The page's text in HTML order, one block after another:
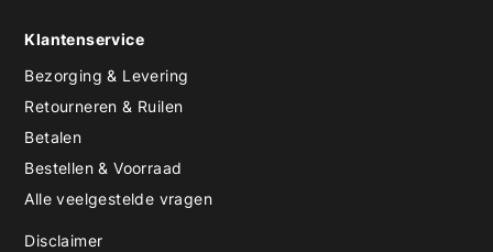
Klantenservice
Bezorging & Levering
Retourneren & Ruilen
Betalen
Bestellen & Voorraad
Alle veelgestelde vragen
Disclaimer